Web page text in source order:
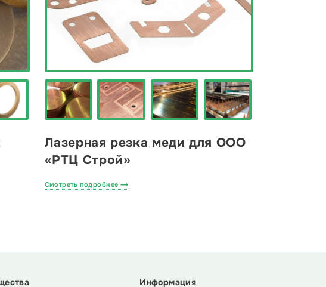
Лазерная резка меди для ООО
«РТЦ Строй»
Смотреть подробнее
Информация